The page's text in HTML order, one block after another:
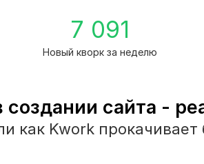
7 091
Новый кворк за неделю
сайта -
как Kwork прокачивает